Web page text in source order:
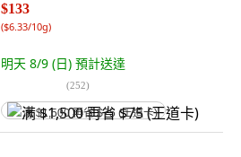
$133
($6.33/10g)
明天 8/9 (日) 預計送達
(252)
满 $1,500 再省 $75 (王道卡)